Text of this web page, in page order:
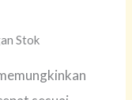
Stok